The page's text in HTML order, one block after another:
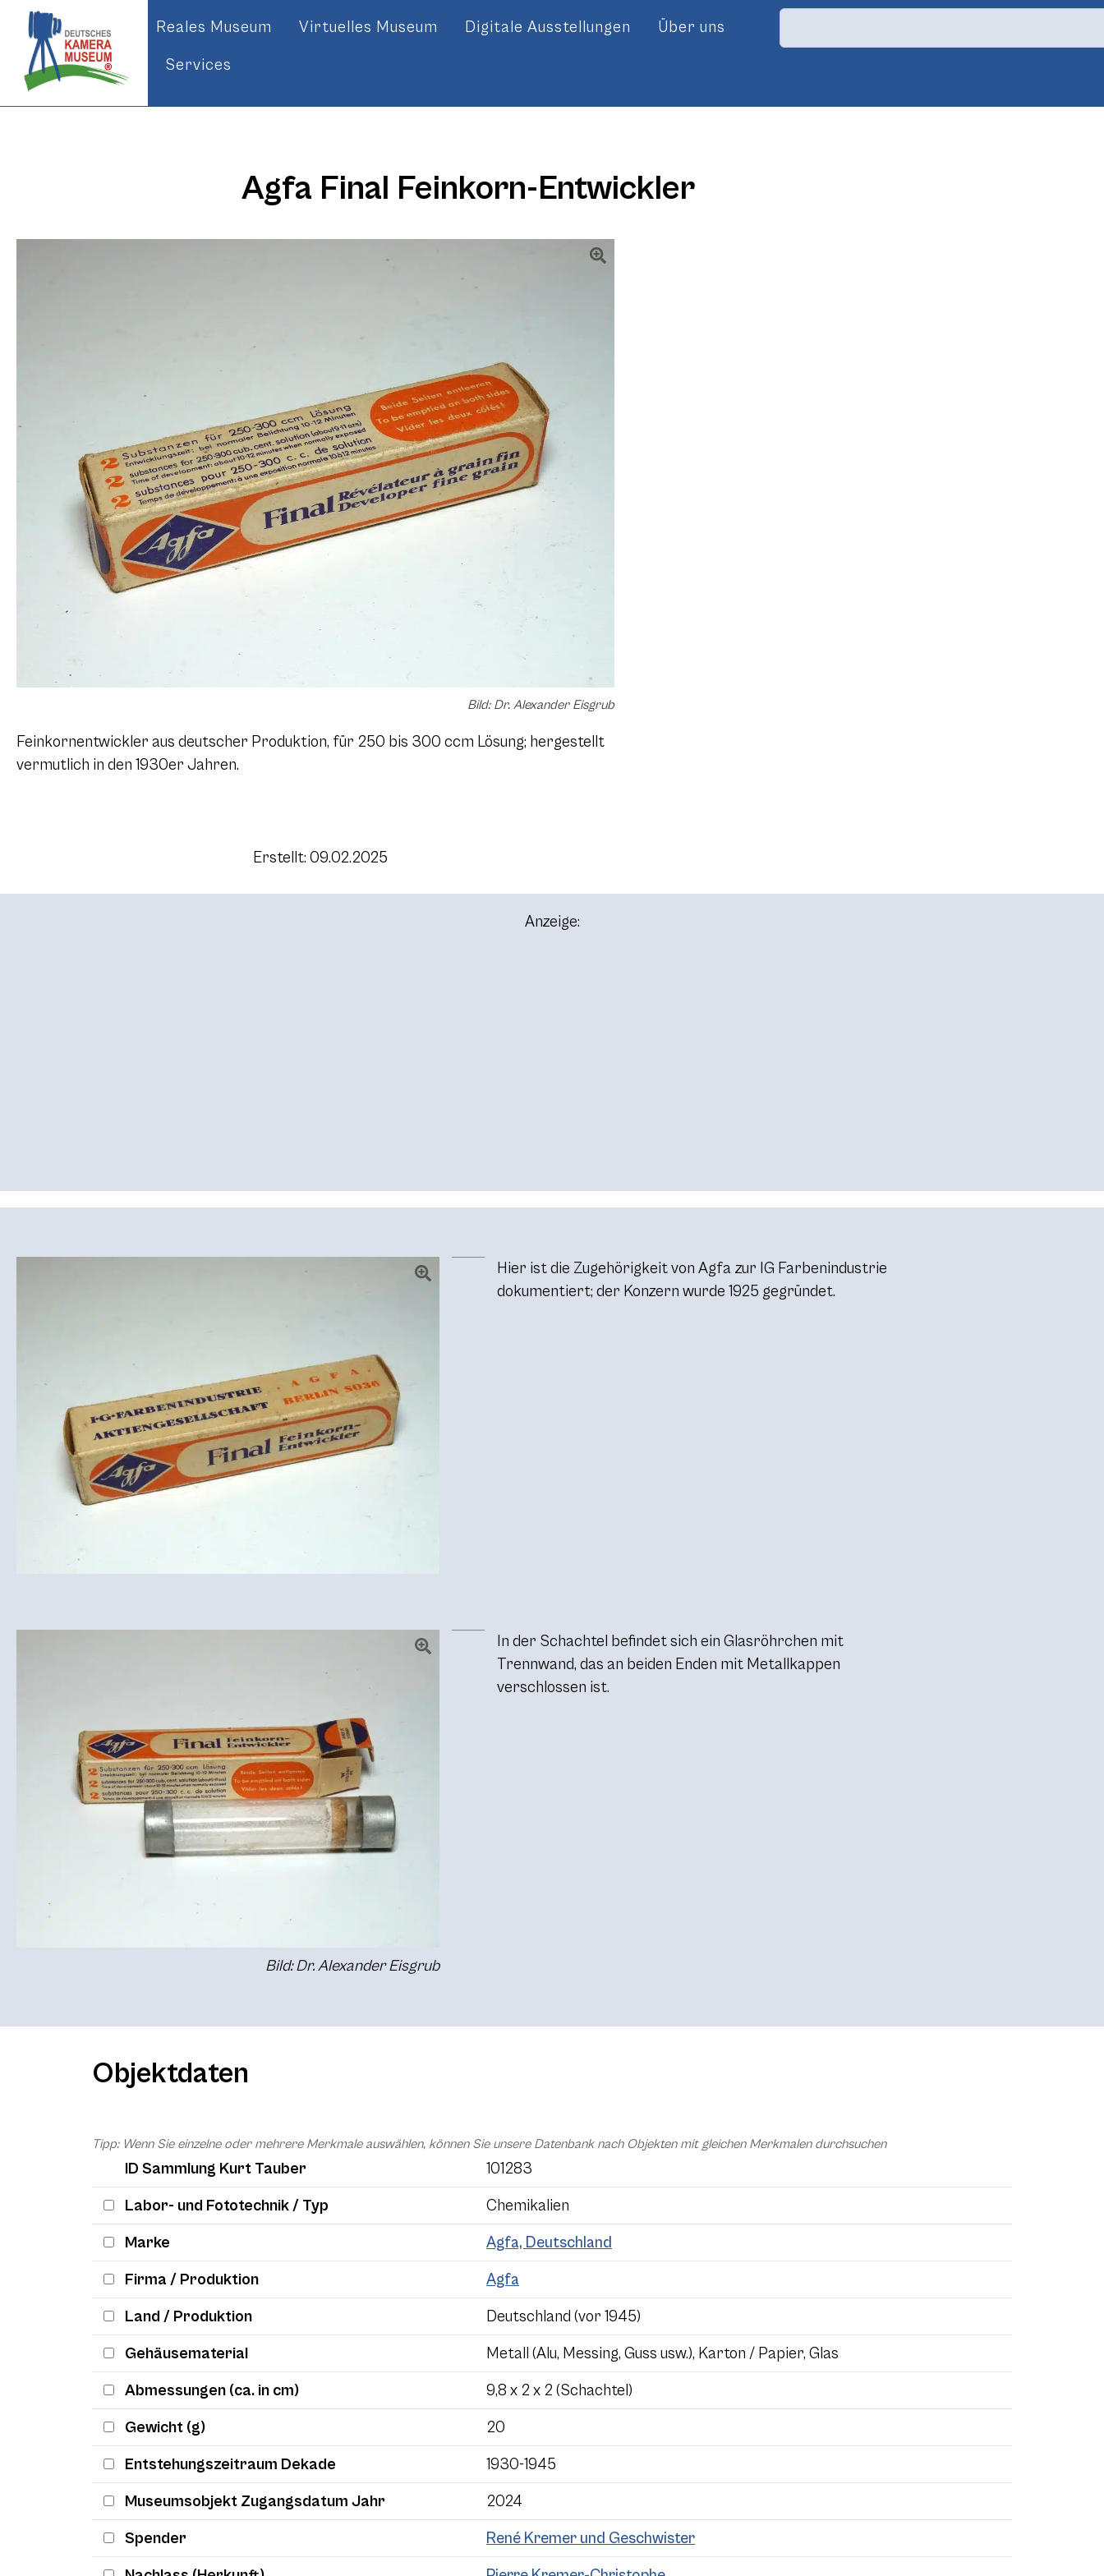
Reales Museum Virtuelles Museum Digitale Ausstellungen Über uns
Services
Agfa Final Feinkorn-Entwickler
Bild: Dr. Alexander Eisgrub
Feinkornentwickler aus deutscher Produktion, für 250 bis 300 ccm Lösung; hergestellt
vermutlich in den 1930er Jahren.
Erstellt: 09.02.2025
Anzeige:
Hier ist die Zugehörigkeit von Agfa zur IG Farbenindustrie
dokumentiert; der Konzern wurde 1925 gegründet.
Bild: Dr. Alexander Eisgrub
In der Schachtel befindet sich ein Glasröhrchen mit
Trennwand, das an beiden Enden mit Metallkappen
verschlossen ist.
Objektdaten
Tipp: Wenn Sie einzelne oder mehrere Merkmale auswählen, können Sie unsere Datenbank nach Objekten mit gleichen Merkmalen durchsuchen
ID Sammlung Kurt Tauber 101283
Labor- und Fototechnik / Typ Chemikalien
Marke Agfa, Deutschland
Firma / Produktion Agfa
Land / Produktion Deutschland (vor 1945)
Gehäusematerial Metall (Alu, Messing, Guss usw.), Karton / Papier, Glas
Abmessungen (ca. in cm) 9,8 x 2 x 2 (Schachtel)
Gewicht (g) 20
Entstehungszeitraum Dekade 1930-1945
Museumsobjekt Zugangsdatum Jahr 2024
Spender René Kremer und Geschwister